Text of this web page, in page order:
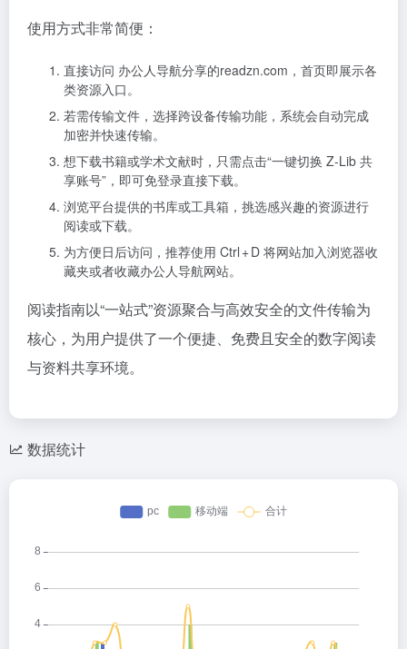
使用方式非常简便：
直接访问 办公人导航分享的readzn.com，首页即展示各
类资源入口。
若需传输文件，选择跨设备传输功能，系统会自动完成
加密并快速传输。
想下载书籍或学术文献时，只需点击“一键切换 Z‑Lib 共
享账号”，即可免登录直接下载。
浏览平台提供的书库或工具箱，挑选感兴趣的资源进行
阅读或下载。
为方便日后访问，推荐使用 Ctrl + D 将网站加入浏览器收
藏夹或者收藏办公人导航网站。
阅读指南以“一站式”资源聚合与高效安全的文件传输为
核心，为用户提供了一个便捷、免费且安全的数字阅读
与资料共享环境。
数据统计